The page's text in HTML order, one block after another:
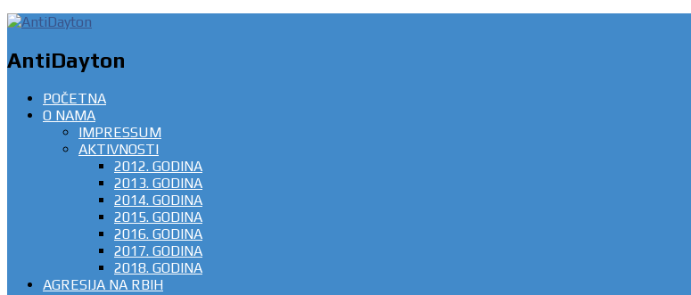
AntiDayton
POČETNA
O NAMA
IMPRESSUM
AKTIVNOSTI
2012. GODINA
2013. GODINA
2014. GODINA
2015. GODINA
2016. GODINA
2017. GODINA
2018. GODINA
AGRESIJA NA RBIH